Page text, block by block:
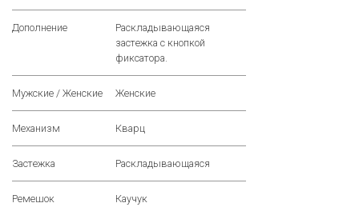
Дополнение
Раскладывающаяся
застежка с кнопкой
фиксатора.
Мужские / Женские Женские
Механизм Кварц
Застежка Раскладывающаяся
Ремешок Каучук